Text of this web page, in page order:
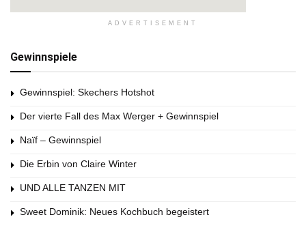
ADVERTISEMENT
Gewinnspiele
Gewinnspiel: Skechers Hotshot
Der vierte Fall des Max Werger + Gewinnspiel
Naïf – Gewinnspiel
Die Erbin von Claire Winter
UND ALLE TANZEN MIT
Sweet Dominik: Neues Kochbuch begeistert